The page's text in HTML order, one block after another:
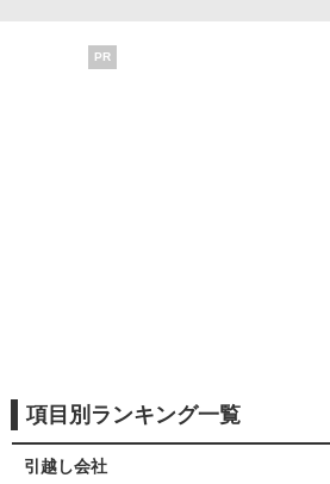
PR
項目別ランキング一覧
引越し会社